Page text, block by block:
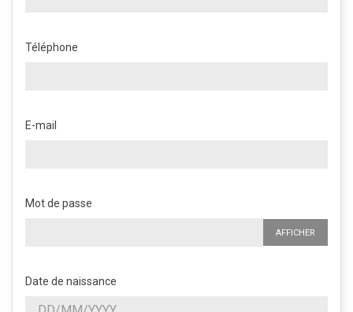
Téléphone
E-mail
Mot de passe
AFFICHER
Date de naissance